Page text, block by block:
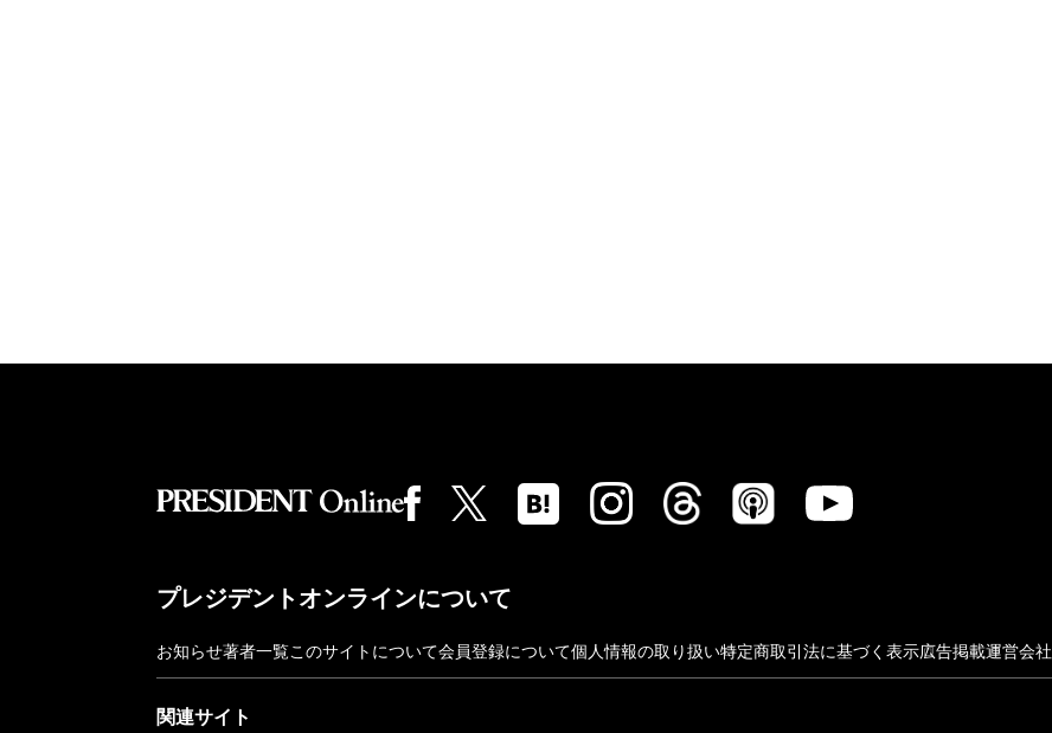
プレジデントオンラインについて
お知らせ著者一覧このサイトについて会員登録について個人情報の取り扱い特定商取引法に基づく表示広告掲載運営会社
関連サイト